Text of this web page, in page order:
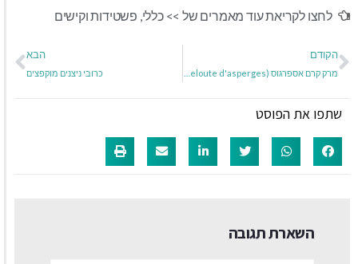
לחצו לקריאת עוד מאמרים של >> כללי, פשטידות וקישים
הקודם הבא
כרובי ניצנים מוקפצים
שתפו את הפוסט
השארת תגובה